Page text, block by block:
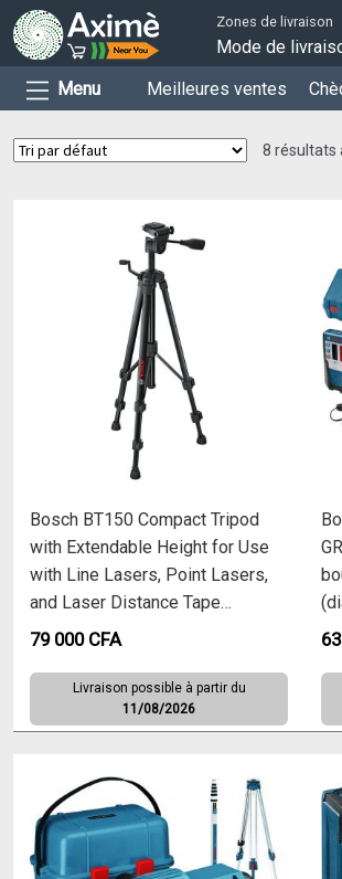
Zones de livraison
Mode de
Menu
Meilleures ventes
8 résultats
Bosch BT150 Compact Tripod
with Extendable Height for Use
with Line Lasers, Point Lasers,
and Laser Distance Tape
Measuring Tools, Black
79 000 CFA
Livraison possible à partir du
11/08/2026